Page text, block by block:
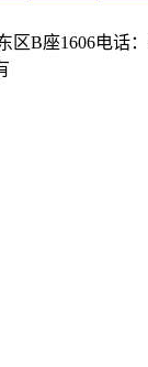
区B座1606电话